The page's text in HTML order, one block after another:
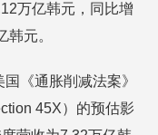
万亿韩元，同比增
元。
《通胀削减法案》
45X）的预估影